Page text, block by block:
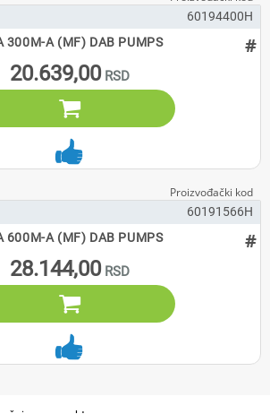
60194400H
300M-A (MF) DAB PUMPS
20.639,00
#

60191566H
600M-A (MF) DAB PUMPS
28.144,00
#
